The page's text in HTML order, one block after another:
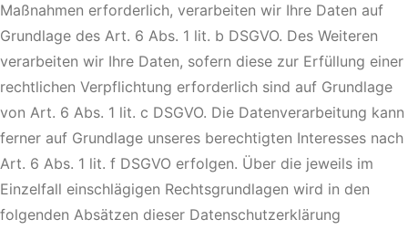
Maßnahmen erforderlich, verarbeiten wir Ihre Daten auf
Grundlage des Art. 6 Abs. 1 lit. b DSGVO. Des Weiteren
verarbeiten wir Ihre Daten, sofern diese zur Erfüllung einer
rechtlichen Verpflichtung erforderlich sind auf Grundlage
von Art. 6 Abs. 1 lit. c DSGVO. Die Datenverarbeitung kann
ferner auf Grundlage unseres berechtigten Interesses nach
Art. 6 Abs. 1 lit. f DSGVO erfolgen. Über die jeweils im
Einzelfall einschlägigen Rechtsgrundlagen wird in den
folgenden Absätzen dieser Datenschutzerklärung